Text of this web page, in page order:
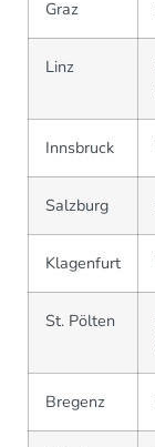
Graz
Linz
Innsbruck
Salzburg
Klagenfurt
St. Pölten
Bregenz